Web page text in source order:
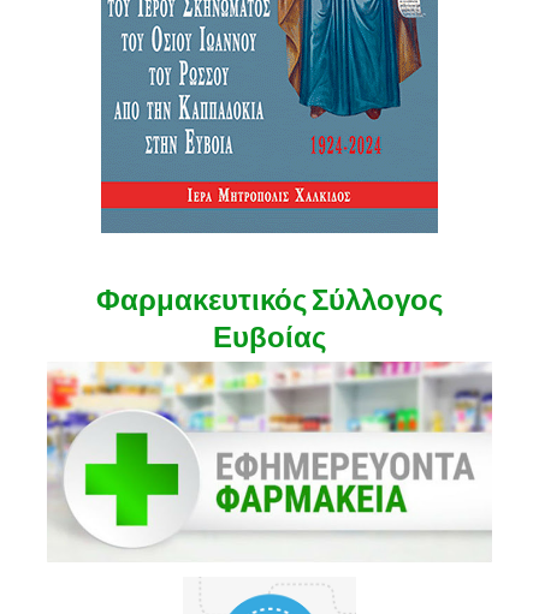
Φαρμακευτικός Σύλλογος
Ευβοίας